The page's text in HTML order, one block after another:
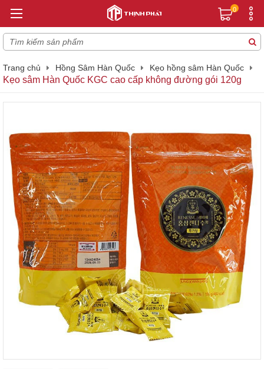
0
Trang chủ Hồng Sâm Hàn Quốc Kẹo hồng sâm Hàn Quốc
Kẹo sâm Hàn Quốc KGC cao cấp không đường gói 120g